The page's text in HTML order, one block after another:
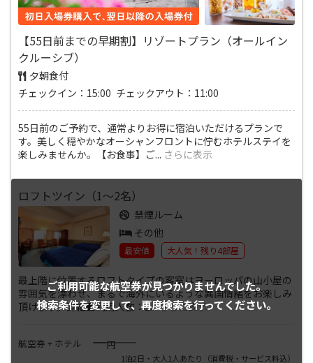
【55日前までの早期割】リゾートプラン（オールイン
クルーシブ）
夕朝食付
チェックイン：15:00 チェックアウト：11:00
55日前のご予約で、通常よりお得に宿泊いただけるプランで
す。美しく穏やかなオーシャンフロントに佇むホテルステイを
楽しみませんか。【お食事】ご... さらに表示
ご利用可能な航空券が見つかりませんでした。
検索条件を変更して、再度検索を行ってください。
ロフトツイン（1～2名）
禁煙ルーム
その他
最安値 大人気！残り4部屋
最上階に位置するロフトタイプの客室はヨーロッパの山小屋の
雰囲気を漂わせ、まるで海外にいるような異国情緒をお楽しみ
頂けます。詳細■利用人数：1...さらに表示
航空券 + ホテル ――――円
1泊2日・大人1人あたり （消費税・サービス料込）